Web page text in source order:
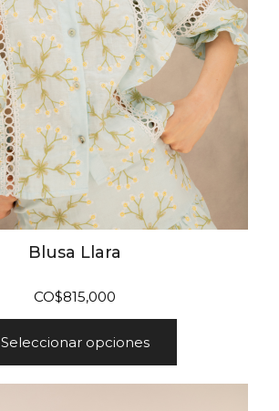
Blusa Llara
CO$815,000
Seleccionar opciones